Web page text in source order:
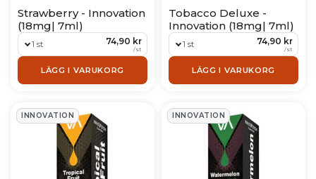
Strawberry - Innovation
(18mg| 7ml)
1 st 74,90 kr
/st
LÄGG I VARUKORG
Tobacco Deluxe -
Innovation (18mg| 7ml)
1 st 74,90 kr
/st
LÄGG I VARUKORG
INNOVATION INNOVATION